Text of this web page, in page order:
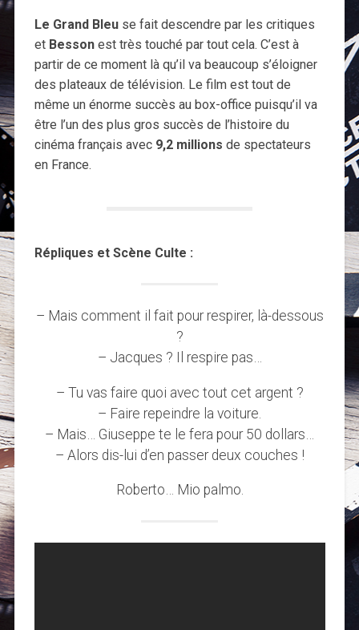
Le Grand Bleuse fait descendre par les critiques
et Bessonest très touché par tout cela. C’est à
partir de ce moment là qu’il va beaucoup s’éloigner
des plateaux de télévision. Le film est tout de
même un énorme succès au box-office puisqu’il va
être l’un des plus gros succès de l’histoire du
cinéma français avec9,2 millions de spectateurs
en France.
Répliques et Scène Culte :
– Mais comment il fait pour respirer, là-dessous
?
– Jacques ? Il respire pas…
– Tu vas faire quoi avec tout cet argent ?
– Faire repeindre la voiture.
– Mais… Giuseppe te le fera pour 50 dollars…
– Alors dis-lui d’en passer deux couches !
Roberto… Mio palmo.